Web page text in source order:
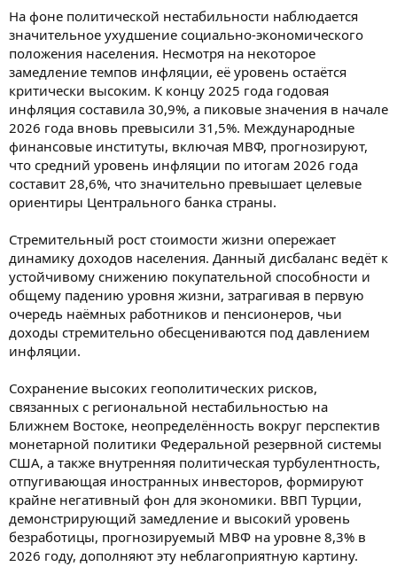
На фоне политической нестабильности наблюдается
значительное ухудшение социально-экономического
положения населения. Несмотря на некоторое
замедление темпов инфляции, её уровень остаётся
критически высоким. К концу 2025 года годовая
инфляция составила 30,9%, а пиковые значения в начале
2026 года вновь превысили 31,5%. Международные
финансовые институты, включая МВФ, прогнозируют,
что средний уровень инфляции по итогам 2026 года
составит 28,6%, что значительно превышает целевые
ориентиры Центрального банка страны.
Стремительный рост стоимости жизни опережает
динамику доходов населения. Данный дисбаланс ведёт к
устойчивому снижению покупательной способности и
общему падению уровня жизни, затрагивая в первую
очередь наёмных работников и пенсионеров, чьи
доходы стремительно обесцениваются под давлением
инфляции.
Сохранение высоких геополитических рисков,
связанных с региональной нестабильностью на
Ближнем Востоке, неопределённость вокруг перспектив
монетарной политики Федеральной резервной системы
США, а также внутренняя политическая турбулентность,
отпугивающая иностранных инвесторов, формируют
крайне негативный фон для экономики. ВВП Турции,
демонстрирующий замедление и высокий уровень
безработицы, прогнозируемый МВФ на уровне 8,3% в
2026 году, дополняют эту неблагоприятную картину.